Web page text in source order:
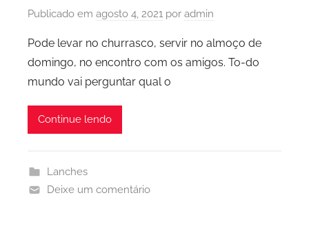
Publicado em agosto 4, 2021 por admin
Pode levar no churrasco, servir no almoço de
domingo, no encontro com os amigos. To-do
mundo vai perguntar qual o
Continue lendo
Lanches
Deixe um comentário